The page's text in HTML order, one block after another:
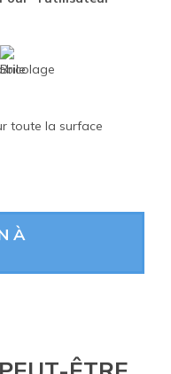
toute la surface
À